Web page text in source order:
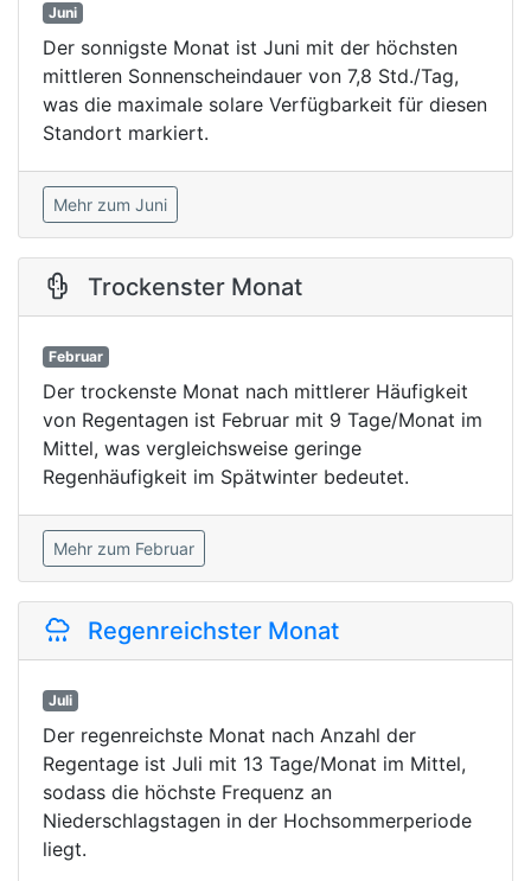
Juni
Der sonnigste Monat ist Juni mit der höchsten
mittleren Sonnenscheindauer von 7,8 Std./Tag,
was die maximale solare Verfügbarkeit für diesen
Standort markiert.
Mehr zum Juni
Trockenster Monat
Februar
Der trockenste Monat nach mittlerer Häufigkeit
von Regentagen ist Februar mit 9 Tage/Monat im
Mittel, was vergleichsweise geringe
Regenhäufigkeit im Spätwinter bedeutet.
Mehr zum Februar
Regenreichster Monat
Juli
Der regenreichste Monat nach Anzahl der
Regentage ist Juli mit 13 Tage/Monat im Mittel,
sodass die höchste Frequenz an
Niederschlagstagen in der Hochsommerperiode
liegt.